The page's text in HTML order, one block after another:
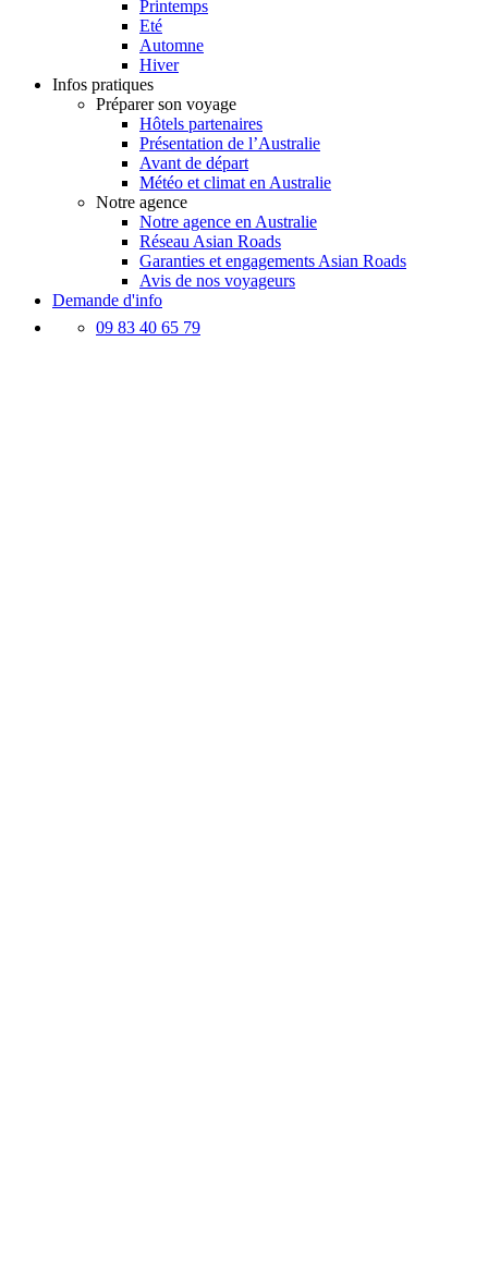
Printemps
Eté
Automne
Hiver
Infos pratiques
Préparer son voyage
Hôtels partenaires
Présentation de l’Australie
Avant de départ
Météo et climat en Australie
Notre agence
Notre agence en Australie
Réseau Asian Roads
Garanties et engagements Asian Roads
Avis de nos voyageurs
Demande d'info
09 83 40 65 79